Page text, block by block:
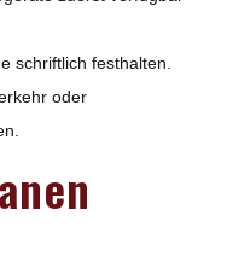
schriftlich festhalten.
oder